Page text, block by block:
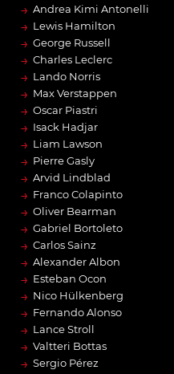
→ Andrea Kimi Antonelli
→ Lewis Hamilton
→ George Russell
→ Charles Leclerc
→ Lando Norris
→ Max Verstappen
→ Oscar Piastri
→ Isack Hadjar
→ Liam Lawson
→ Pierre Gasly
→ Arvid Lindblad
→ Franco Colapinto
→ Oliver Bearman
→ Gabriel Bortoleto
→ Carlos Sainz
→ Alexander Albon
→ Esteban Ocon
→ Nico Hülkenberg
→ Fernando Alonso
→ Lance Stroll
→ Valtteri Bottas
→ Sergio Pérez